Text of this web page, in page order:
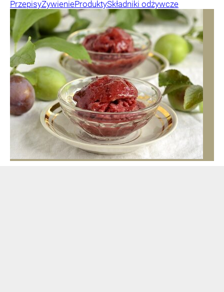
PrzepisyŻywienieProduktySkładniki odżywcze